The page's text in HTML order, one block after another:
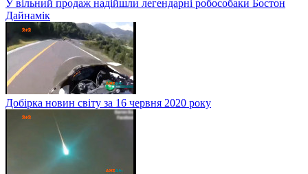
У вільний продаж надійшли легендарні робособаки Бостон
Дайнамік
Добірка новин світу за 16 червня 2020 року